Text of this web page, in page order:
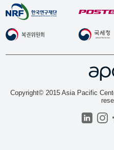
Copyright© 2015 Asia Pacific